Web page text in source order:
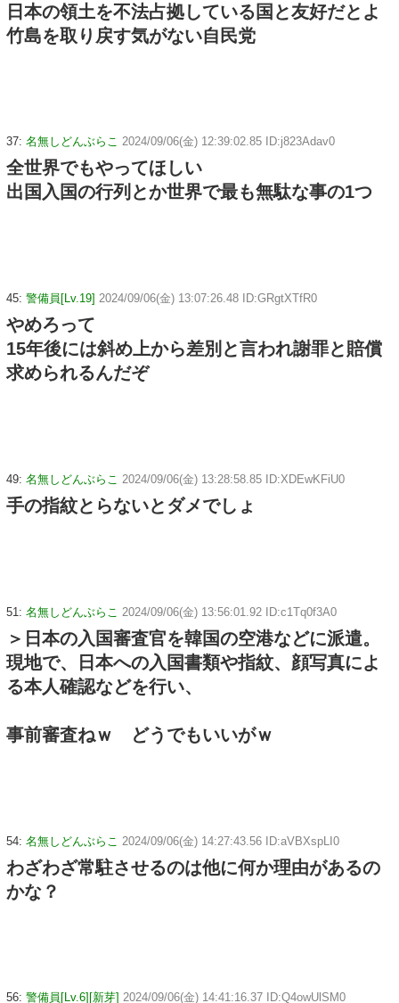
日本の領土を不法占拠している国と友好だとよ
竹島を取り戻す気がない自民党
37: 名無しどんぶらこ 2024/09/06(金) 12:39:02.85 ID:j823Adav0
全世界でもやってほしい
出国入国の行列とか世界で最も無駄な事の1つ
45: 警備員[Lv.19] 2024/09/06(金) 13:07:26.48 ID:GRgtXTfR0
やめろって
15年後には斜め上から差別と言われ謝罪と賠償
求められるんだぞ
49: 名無しどんぶらこ 2024/09/06(金) 13:28:58.85 ID:XDEwKFiU0
手の指紋とらないとダメでしょ
51: 名無しどんぶらこ 2024/09/06(金) 13:56:01.92 ID:c1Tq0f3A0
＞日本の入国審査官を韓国の空港などに派遣。
現地で、日本への入国書類や指紋、顔写真によ
る本人確認などを行い、
事前審査ねｗ どうでもいいがｗ
54: 名無しどんぶらこ 2024/09/06(金) 14:27:43.56 ID:aVBXspLI0
わざわざ常駐させるのは他に何か理由があるの
かな？
56: 警備員[Lv.6][新芽] 2024/09/06(金) 14:41:16.37 ID:Q4owUlSM0